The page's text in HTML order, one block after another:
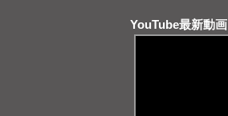
YouTube最新動画